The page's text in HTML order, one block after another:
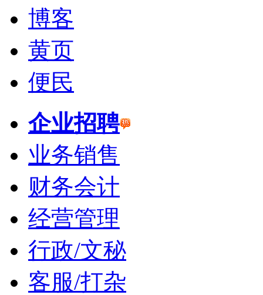
博客
黄页
便民
企业招聘
业务销售
财务会计
经营管理
行政/文秘
客服/打杂